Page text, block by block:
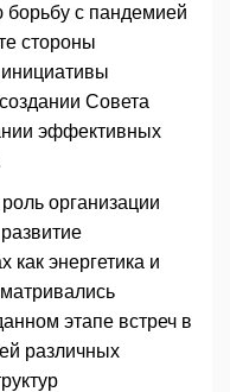
с пандемией
стороны
инициативы
Совета
эффективных
организации
как энергетика и
этапе встреч в
различных